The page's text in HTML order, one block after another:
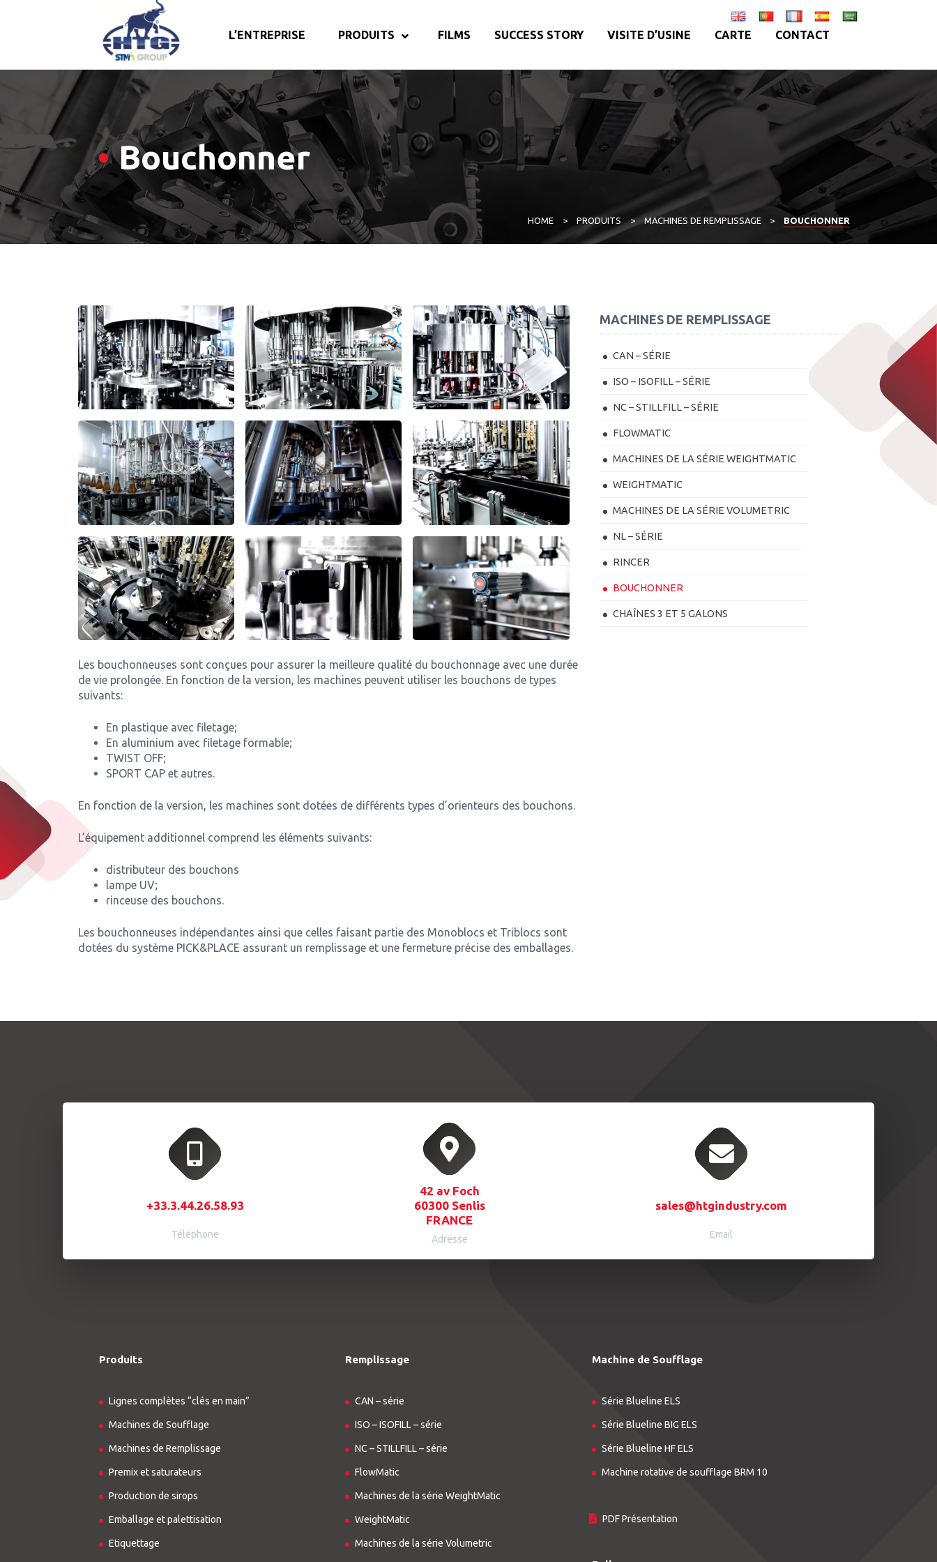
L’ENTREPRISE PRODUITS FILMS SUCCESS STORY VISITE D’USINE CARTE CONTACT
Bouchonner
HOME > PRODUITS > MACHINES DE REMPLISSAGE > BOUCHONNER
Les bouchonneuses sont conçues pour assurer la meilleure qualité du bouchonnage avec une durée
de vie prolongée. En fonction de la version, les machines peuvent utiliser les bouchons de types
suivants:
En plastique avec filetage;
En aluminium avec filetage formable;
TWIST OFF;
SPORT CAP et autres.
En fonction de la version, les machines sont dotées de différents types d’orienteurs des bouchons.
L’équipement additionnel comprend les éléments suivants:
distributeur des bouchons
lampe UV;
rinceuse des bouchons.
Les bouchonneuses indépendantes ainsi que celles faisant partie des Monoblocs et Triblocs sont
dotées du système PICK&PLACE assurant un remplissage et une fermeture précise des emballages.
MACHINES DE REMPLISSAGE
CAN – SÉRIE
ISO – ISOFILL – SÉRIE
NC – STILLFILL – SÉRIE
FLOWMATIC
MACHINES DE LA SÉRIE WEIGHTMATIC
WEIGHTMATIC
MACHINES DE LA SÉRIE VOLUMETRIC
NL – SÉRIE
RINCER
BOUCHONNER
CHAÎNES 3 ET 5 GALONS
+33.3.44.26.58.93
Téléphone
42 av Foch
60300 Senlis
FRANCE
Adresse
sales@htgindustry.com
Email
Produits
Lignes complètes “clés en main”
Machines de Soufflage
Machines de Remplissage
Premix et saturateurs
Production de sirops
Emballage et palettisation
Etiquettage
Remplissage
CAN – série
ISO – ISOFILL – série
NC – STILLFILL – série
FlowMatic
Machines de la série WeightMatic
WeightMatic
Machines de la série Volumetric
Machine de Soufflage
Série Blueline ELS
Série Blueline BIG ELS
Série Blueline HF ELS
Machine rotative de soufflage BRM 10
PDF Présentation